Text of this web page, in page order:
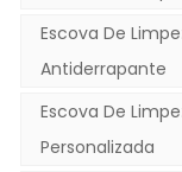
Escova De
Antiderrapante
Escova De
Personalizada